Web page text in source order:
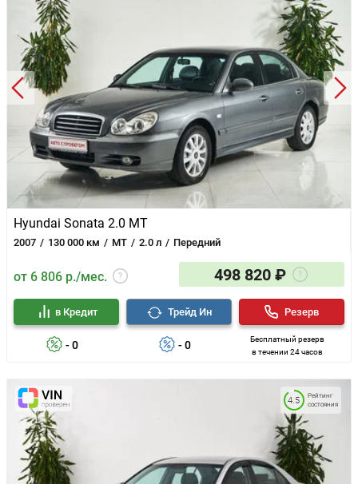
Hyundai Sonata 2.0 MT
2007 130 000 км MT 2.0 л Передний
от 6 806 р./мес. 498 820 ₽
- 0
в Кредит
- 0
Трейд Ин
Бесплатный резерв
в течении 24 часов
Резерв
Рейтинг
состояния
4.5